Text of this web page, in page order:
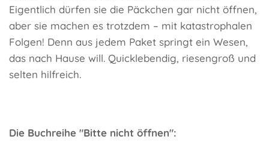
Eigentlich dürfen sie die Päckchen gar nicht öffnen,
aber sie machen es trotzdem – mit katastrophalen
Folgen! Denn aus jedem Paket springt ein Wesen,
das nach Hause will. Quicklebendig, riesengroß und
selten hilfreich.
Die Buchreihe "Bitte nicht öffnen":